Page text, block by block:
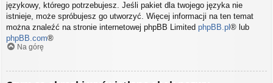
językowy, którego potrzebujesz. Jeśli pakiet dla twojego języka nie
istnieje, może spróbujesz go utworzyć. Więcej informacji na ten temat
można znaleźć na stronie internetowej phpBB Limited phpBB.pl ® lub
phpBB.com®
Na górę